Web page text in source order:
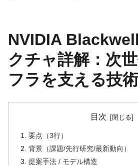
NVIDIA
クチャ詳解：次
フラを支える技術
目次
要点（3行）
背景（課題/先行研究/最新動向）
提案手法 / モデル構造